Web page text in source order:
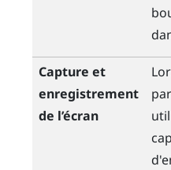
Capture et
enregistrement
de l’écran